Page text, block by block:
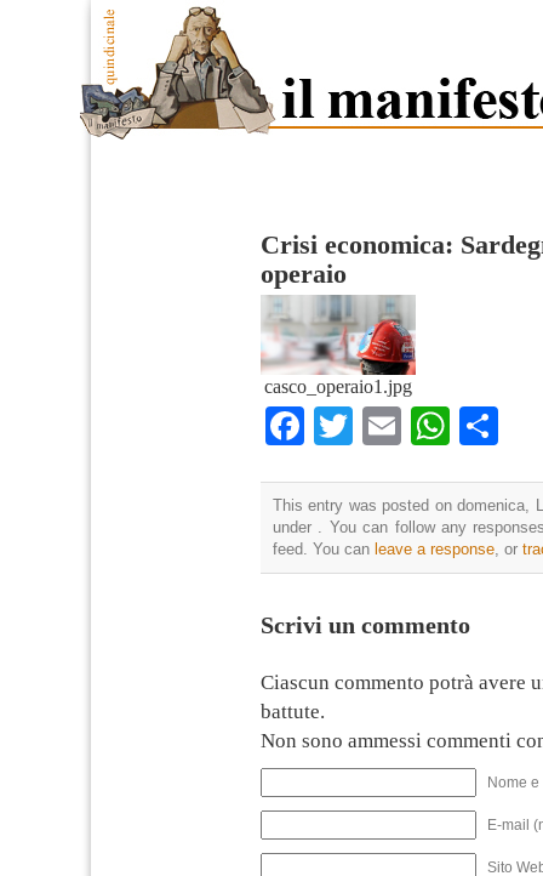
Crisi economica:
operaio
casco_operaio1.jpg
Facebook
TwitterEmail
This entry was posted on domenica,
under . You can follow any
feed. You can leave a response, or
Scrivi un commento
Ciascun commento potrà avere
battute.
Non sono ammessi commenti
Nome
E-mail
Sito